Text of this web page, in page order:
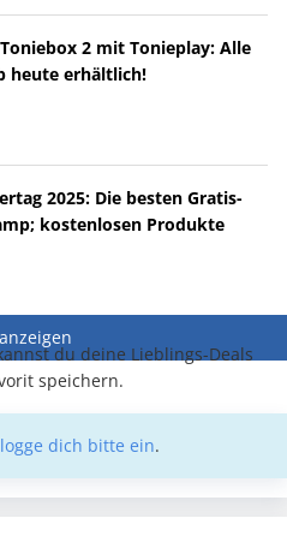
2 mit Tonieplay: Alle
heute erhältlich!
2025: Die besten Gratis-
kostenlosen Produkte
du deine Lieblings-Deals
speichern.
logge dich bitte ein.